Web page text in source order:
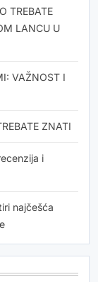
TREBATE
LANCU U
VAŽNOST I
ZNATI
i
najčešća